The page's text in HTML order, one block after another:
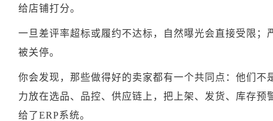
给店铺打分。
一旦差评率超标或履约不达标，自然曝光会直接受限；
被关停。
你会发现，那些做得好的卖家都有一个共同点：他们不
力放在选品、品控、供应链上，把上架、发货、库存预
给了ERP系统。